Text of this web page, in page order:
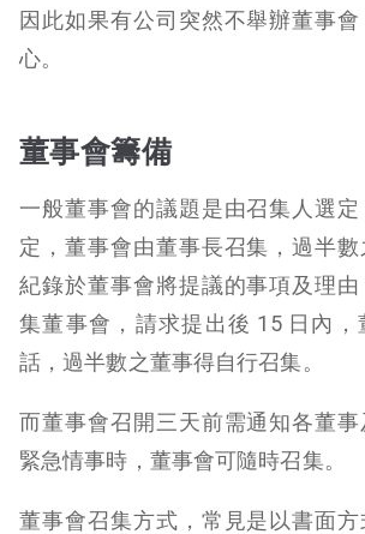
因此如果有公司突然不舉辦董事
心。
董事會籌備
一般董事會的議題是由召集人選
定，董事會由董事長召集，過半
紀錄於董事會將提議的事項及理
集董事會，請求提出後 15 日內，
話，過半數之董事得自行召集。
而董事會召開三天前需通知各董
緊急情事時，董事會可隨時召集。
董事會召集方式，常見是以書面